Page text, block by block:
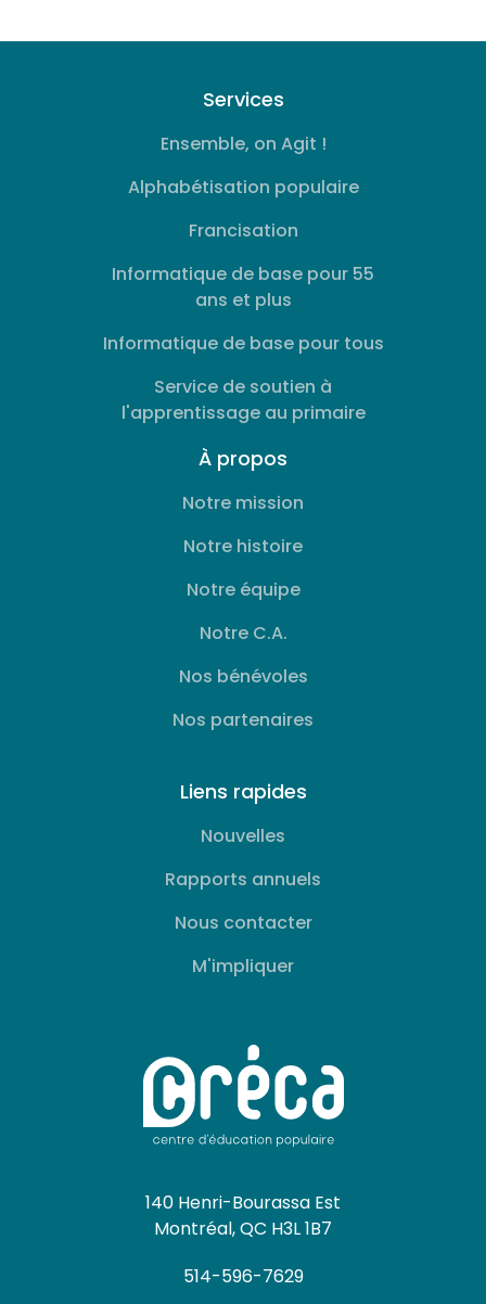
140 Henri-Bourassa Est
Montréal, QC H3L 1B7
514-596-7629
Services
Ensemble, on Agit !
Alphabétisation populaire
Francisation
Informatique de base pour 55
ans et plus
Informatique de base pour tous
Service de soutien à
l'apprentissage au primaire
À propos
Notre mission
Notre histoire
Notre équipe
Notre C.A.
Nos bénévoles
Nos partenaires
Liens rapides
Nouvelles
Rapports annuels
Nous contacter
M'impliquer